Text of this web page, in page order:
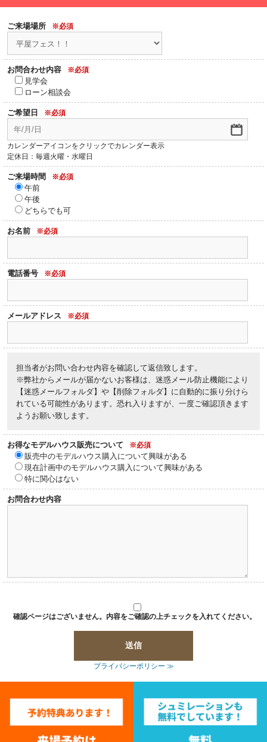
ご来場場所 ※必須
お問合わせ内容 ※必須
見学会
ローン相談会
ご希望日 ※必須
カレンダーアイコンをクリックでカレンダー表示
定休日：毎週火曜・水曜日
ご来場時間 ※必須
午前
午後
どちらでも可
お名前 ※必須
電話番号 ※必須
メールアドレス ※必須
担当者がお問い合わせ内容を確認して返信致します。
※弊社からメールが届かないお客様は、迷惑メール防止機能により
【迷惑メールフォルダ】や【削除フォルダ】に自動的に振り分けら
れている可能性があります。恐れ入りますが、一度ご確認頂きます
ようお願い致します。
お得なモデルハウス販売について ※必須
販売中のモデルハウス購入について興味がある
現在計画中のモデルハウス購入について興味がある
特に関心はない
お問合わせ内容
確認ページはございません。内容をご確認の上チェックを入れてください。
プライバシーポリシー ≫